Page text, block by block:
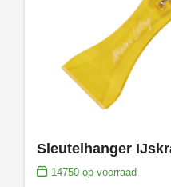
Sleutelhanger
14750op voorraad